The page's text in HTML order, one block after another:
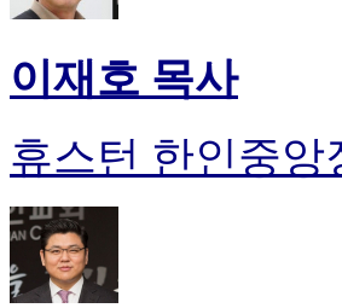
이재호 목사
휴스턴 한인중앙